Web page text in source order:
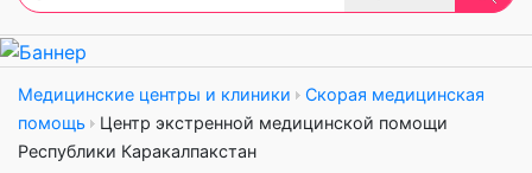
Медицинские центры и клиники
Скорая медицинская
помощь
Центр экстренной медицинской помощи
Республики Каракалпакстан